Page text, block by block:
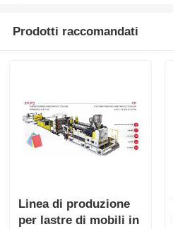
Prodotti raccomandati
Linea di produzione
per lastre di mobili in